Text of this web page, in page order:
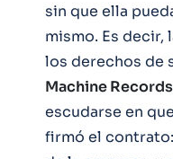
sin que ella
mismo. Es decir,
los derechos de
Machine Records
escudarse en
firmó el